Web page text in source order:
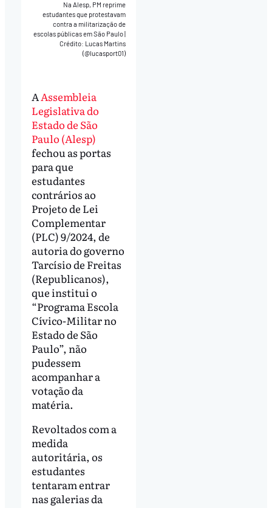
Na Alesp, PM reprime
estudantes que protestavam
contra a militarização de
escolas públicas em São Paulo
Crédito: Lucas Martins
(@lucasport01)
A Assembleia
Legislativa do
Estado de São
Paulo (Alesp)
fechou as portas
para que
estudantes
contrários ao
Projeto de Lei
Complementar
(PLC) 9/2024, de
autoria do governo
Tarcísio de Freitas
(Republicanos),
que institui o
“Programa Escola
Cívico-Militar no
Estado de São
Paulo”, não
pudessem
acompanhar a
votação da
matéria.
Revoltados com a
medida
autoritária, os
estudantes
tentaram entrar
nas galerias da